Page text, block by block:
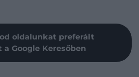
oldalunkat preferált
a Google Keresőben